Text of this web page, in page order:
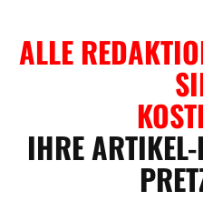
ALLE
IHRE